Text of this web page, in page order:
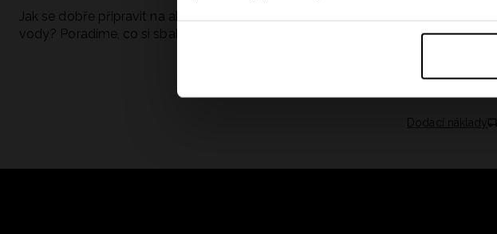
Jak se dobře připravit na aktivní den u
vody? Poradíme, co si sbalit
kategorie? Kompletní průvodce
Dodací náklady